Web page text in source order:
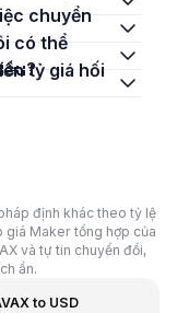
định khác theo tỷ lệ
Maker tổng hợp của
và tự tin chuyển đổi,
ẩn.
to USD